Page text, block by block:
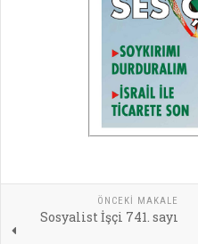
ÖNCEKI MAKALE
Sosyalist İşçi 741. sayı